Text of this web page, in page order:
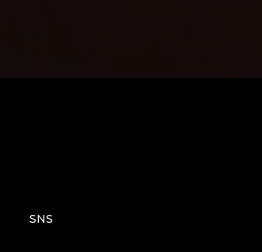
SNS